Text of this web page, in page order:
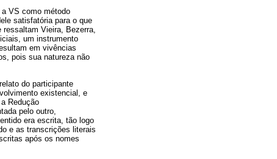
VS como método
satisfatória para o que
ressaltam Vieira, Bezerra,
um instrumento
em vivências
pois sua natureza não
do participante
existencial, e
Redução
pelo outro,
era escrita, tão logo
e as transcrições literais
após os nomes